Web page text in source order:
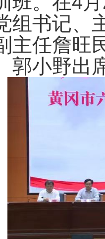
组书记、
主任詹旺
郭小野出